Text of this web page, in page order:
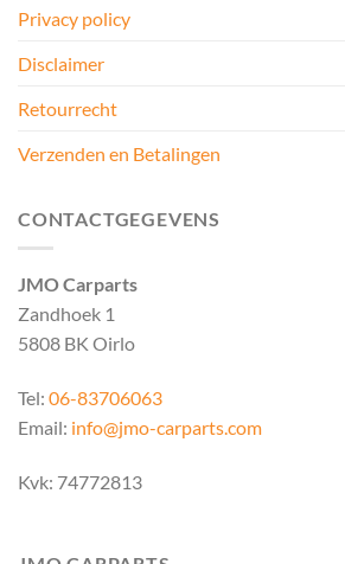
Privacy policy
Disclaimer
Retourrecht
Verzenden en Betalingen
CONTACTGEGEVENS
JMO Carparts
Zandhoek 1
5808 BK Oirlo
Tel: 06-83706063
Email: info@jmo-carparts.com
Kvk: 74772813